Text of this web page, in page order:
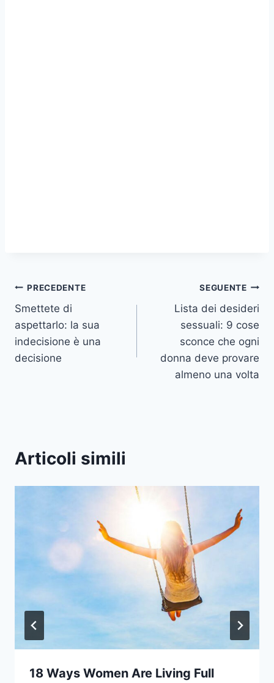
Navigazione
articoli
PRECEDENTE
Smettete di
aspettarlo: la sua
indecisione è una
decisione
SEGUENTE
Lista dei desideri
sessuali: 9 cose
sconce che ogni
donna deve provare
almeno una volta
Articoli simili
18 Ways Women Are Living Full